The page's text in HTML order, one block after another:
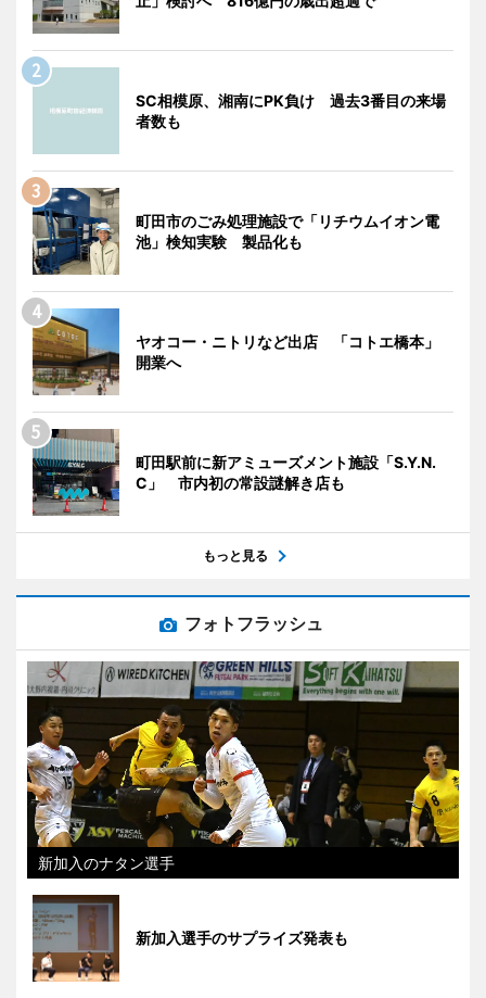
SC相模原、湘南にPK負け 過去3番目の来場
者数も
町田市のごみ処理施設で「リチウムイオン電
池」検知実験 製品化も
ヤオコー・ニトリなど出店 「コトエ橋本」
開業へ
町田駅前に新アミューズメント施設「S.Y.N.
C」 市内初の常設謎解き店も
もっと見る
フォトフラッシュ
新加入のナタン選手
新加入選手のサプライズ発表も